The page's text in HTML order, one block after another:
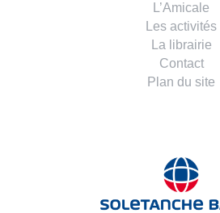
L’Amicale
Les activités
La librairie
Contact
Plan du site